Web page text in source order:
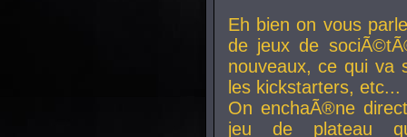
Eh bien on vous
de jeux de
nouveaux, ce qui va
les kickstarters, etc...
On enchaÃ®ne
jeu de plateau